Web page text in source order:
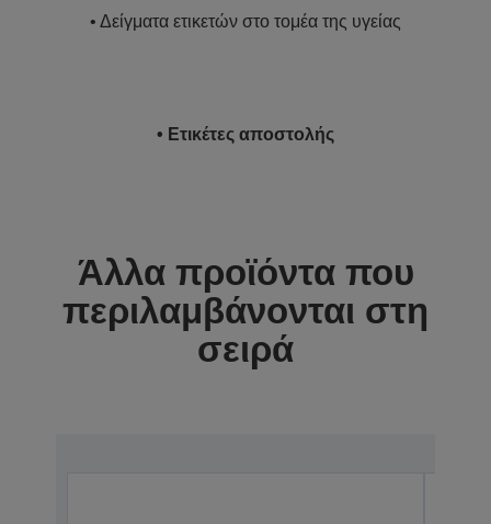
• Δείγματα ετικετών στο τομέα της υγείας
• Ετικέτες αποστολής
Άλλα προϊόντα που
περιλαμβάνονται στη
σειρά